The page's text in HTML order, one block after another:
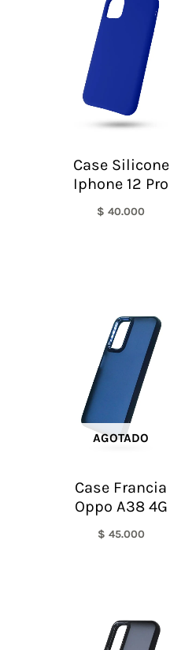
Case Silicone
Iphone 12 Pro
$ 40.000
AGOTADO
Case Francia
Oppo A38 4G
$ 45.000